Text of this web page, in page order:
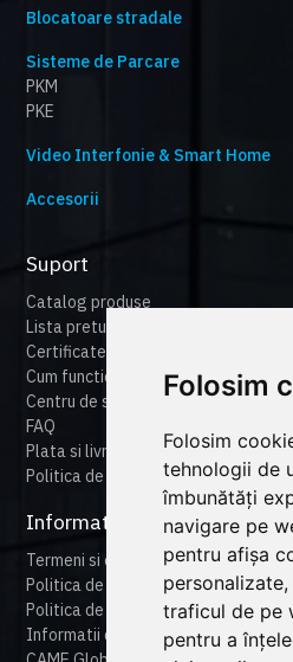
Folosim
Folosim
tehnologii de
îmbunătăți
navigare pe
pentru afișa
traficul de pe
pentru a
Blocatoare stradale
Sisteme de Parcare
PKM
PKE
Video Interfonie & Smart Home
Accesorii
Suport
Catalog produse
Lista preturi
Certificate
Cum functioneaza cameonline
Centru de suport
FAQ
Plata si livrare
Politica de retur
Informatii legale
Termeni si conditii
Politica de confidentialitate
Politica de cookies
Informatii despre produse